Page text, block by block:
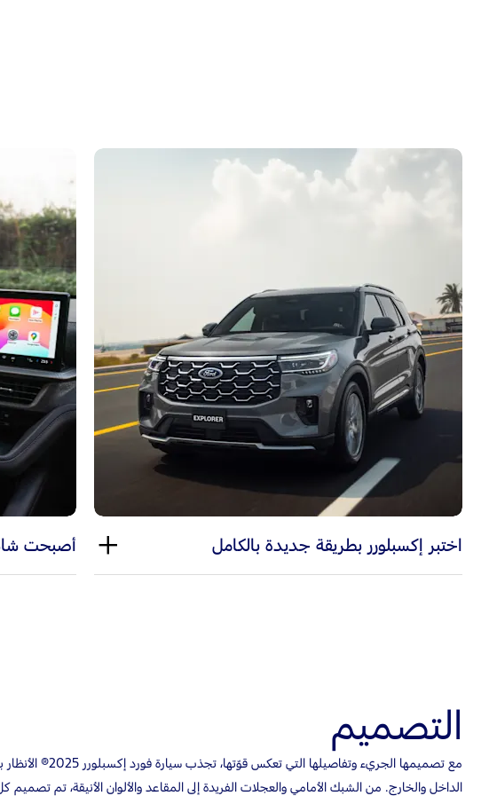
اختبر إكسبلورر بطريقة جديدة بالكامل أصبحت
التصميم
مع تصميمها الجريء وتفاصيلها
الداخل والخارج. من الشبك الأمامي والعجلات الفريدة إلى المقاعد والألوان الأنيقة، تم تصميم